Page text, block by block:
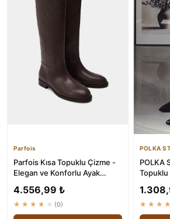
Parfois
Parfois Kısa Topuklu Çizme -
Elegan ve Konforlu Ayak
4.556,99 ₺
★★★★★ (0)
POLKA
POLKA